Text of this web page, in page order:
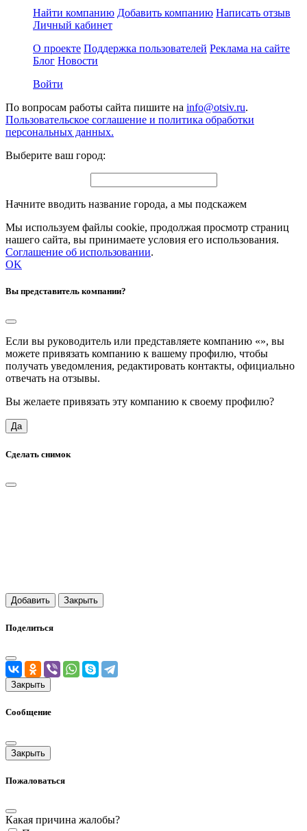
Найти компанию Добавить компанию Написать отзыв
Личный кабинет
О проекте Поддержка пользователей Реклама на сайте
Блог Новости
Войти
По вопросам работы сайта пишите на info@otsiv.ru.
Пользовательское соглашение и политика обработки
персональных данных.
Выберите ваш город:
Начните вводить название города, а мы подскажем
Мы используем файлы cookie, продолжая просмотр страниц
нашего сайта, вы принимаете условия его использования.
Соглашение об использовании.
OK
Вы представитель компании?
Если вы руководитель или представляете компанию «», вы
можете привязать компанию к вашему профилю, чтобы
получать уведомления, редактировать контакты, официально
отвечать на отзывы.
Вы желаете привязать эту компанию к своему профилю?
Да
Сделать снимок
Добавить Закрыть
Поделиться
Закрыть
Сообщение
Закрыть
Пожаловаться
Какая причина жалобы?